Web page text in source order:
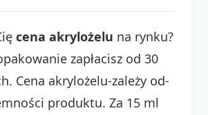
cena akrylożelu na rynku?
zapłacisz od 30
Cena akrylożelu-zależy od-
produktu. Za 15 ml